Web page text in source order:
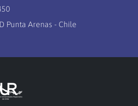
Punta Arenas - Chile